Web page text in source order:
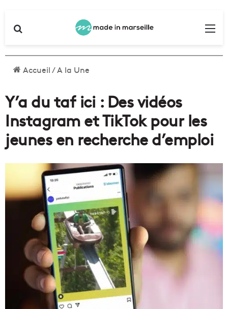
Accueil/A la Une
Y’a du taf ici : Des vidéos
Instagram et TikTok pour les
jeunes en recherche d’emploi